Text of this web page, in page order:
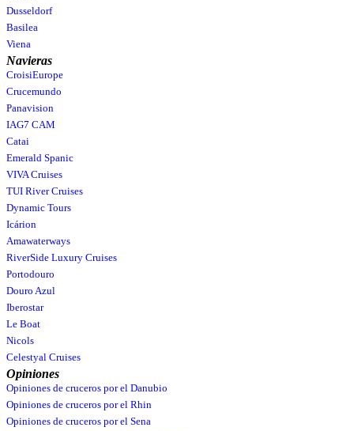
Dusseldorf
Basilea
Viena
Navieras
CroisiEurope
Crucemundo
Panavision
IAG7 CAM
Catai
Emerald Spanic
VIVA Cruises
TUI River Cruises
Dynamic Tours
Icárion
Amawaterways
RiverSide Luxury Cruises
Portodouro
Douro Azul
Iberostar
Le Boat
Nicols
Celestyal Cruises
Opiniones
Opiniones de cruceros por el Danubio
Opiniones de cruceros por el Rhin
Opiniones de cruceros por el Sena